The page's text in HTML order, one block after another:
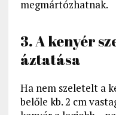
megmártózhatnak.
3. A kenyér
áztatása
Ha nem szeletelt a
belőle kb. 2 cm